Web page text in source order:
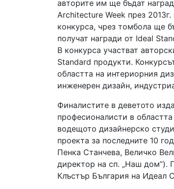
авторите им ще бъдат
Architecture Week през
конкурса, чрез томбола ще
получат награди от Ideal
В конкурса участват
Standard продукти.
областта на интериорния
инженерен дизайн,
Финалистите в деветото
професионалисти в
водещото дизайнерско
проекта за последните 10
Пенка Станчева, Величко
директор на сп. „Наш дом”).
Клъстър България на Идеал